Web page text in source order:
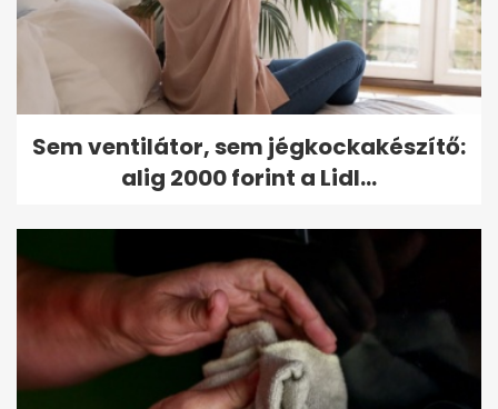
Sem ventilátor, sem jégkockakészítő:
alig 2000 forint a Lidl...